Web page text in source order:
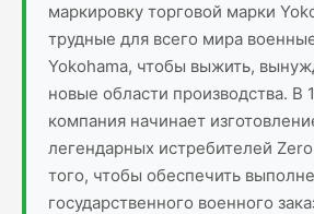
маркировку торговой марки
трудные для всего мира
Yokohama, чтобы выжить,
новые области производства. В
компания начинает
легендарных истребителей
того, чтобы обеспечить
государственного военного